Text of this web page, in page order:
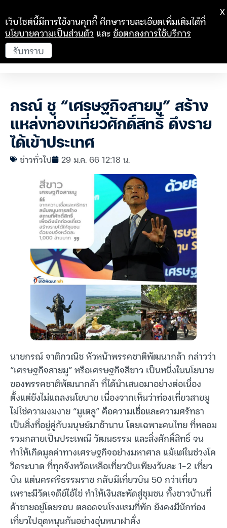
กรณ์ ชู “เศรษฐกิจสายมู” สร้าง
แหล่งท่องเที่ยวศักดิ์สิทธิ์ ดึงราย
ได้เข้าประเทศ
ข่าวทั่วไป 29 ม.ค. 66 12:18 น.
นายกรณ์ จาติกวณิช หัวหน้าพรรคชาติพัฒนากล้า กล่าวว่า
“เศรษฐกิจสายมู” หรือเศรษฐกิจสีขาว เป็นหนี่งในนโยบาย
ของพรรคชาติพัฒนากล้า ที่ได้นำเสนอมาอย่างต่อเนื่อง
ตั้งแต่ยังไม่แถลงนโยบาย เนื่องจากเห็นว่าท่องเที่ยวสายมู
ไม่ใช่ความงมงาย “มูเตลู” คือความเชื่อและความศรัทธา
เป็นสิ่งที่อยู่คู่กับมนุษย์มาช้านาน โดยเฉพาะคนไทย ที่หลอม
รวมกลายเป็นประเพณี วัฒนธรรม และสิ่งศักดิ์สิทธิ์ จน
ทำให้เกิดมูลค่าทางเศรษฐกิจอย่างมหาศาล แม้แต่ในช่วงโค
วิดระบาด ที่ทุกจังหวัดเหลือเที่ยวบินเพียงวันละ 1-2 เที่ยว
บิน แต่นครศรีธรรมราช กลับมีเที่ยวบิน 50 กว่าเที่ยว
เพราะมีวัดเจดีย์ไอ้ไข่ ทำให้เงินสะพัดสู่ชุมชน ทั้งชาวบ้านที่
ค้าขายอยู่โดยรอบ ตลอดจนโรงแรมที่พัก ยังคงมีนักท่อง
เที่ยวไปอุดหนุนกันอย่างอุ่นหนาฝาคั่ง
เว็บไซต์นี้มีการใช้งานคุกกี้ ศึกษารายละเอียดเพิ่มเติมได้ที่
นโยบายความเป็นส่วนตัว และข้อตกลงการใช้บริการ
รับทราบ
X